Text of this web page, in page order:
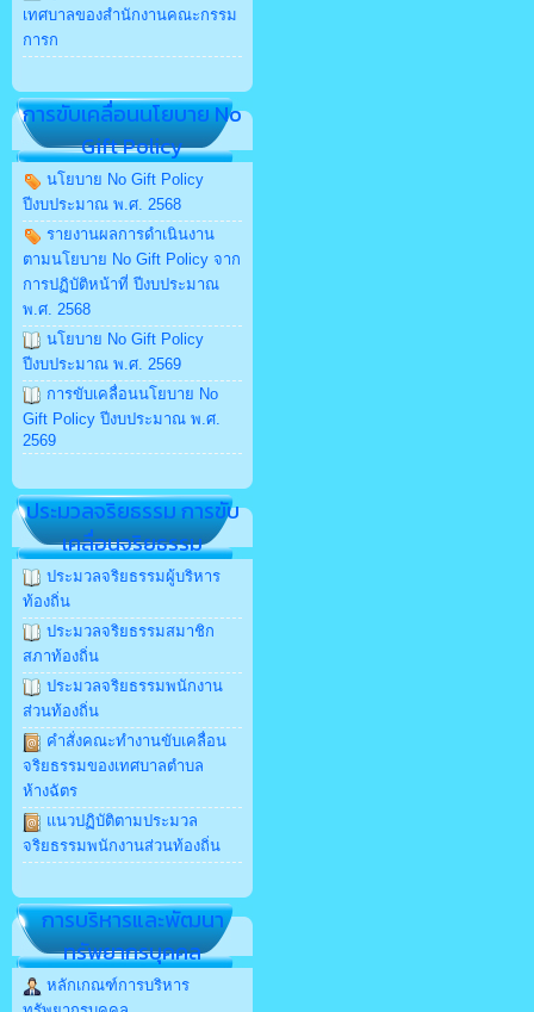
เทศบาลของสำนักงานคณะกรรม
การก
การขับเคลื่อนนโยบาย No
Gift Policy
นโยบาย No Gift Policy
ปีงบประมาณ พ.ศ. 2568
รายงานผลการดำเนินงาน
ตามนโยบาย No Gift Policy จาก
การปฏิบัติหน้าที่ ปีงบประมาณ
พ.ศ. 2568
นโยบาย No Gift Policy
ปีงบประมาณ พ.ศ. 2569
การขับเคลื่อนนโยบาย No
Gift Policy ปีงบประมาณ พ.ศ.
2569
ประมวลจริยธรรม การขับ
เคลื่อนจริยธรรม
ประมวลจริยธรรมผู้บริหาร
ท้องถิ่น
ประมวลจริยธรรมสมาชิก
สภาท้องถิ่น
ประมวลจริยธรรมพนักงาน
ส่วนท้องถิ่น
คำสั่งคณะทำงานขับเคลื่อน
จริยธรรมของเทศบาลตำบล
ห้างฉัตร
แนวปฏิบัติตามประมวล
จริยธรรมพนักงานส่วนท้องถิ่น
การบริหารและพัฒนา
ทรัพยากรบุคคล
หลักเกณฑ์การบริหาร